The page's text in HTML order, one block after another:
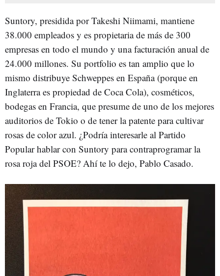
Suntory, presidida por Takeshi Niimami, mantiene
38.000 empleados y es propietaria de más de 300
empresas en todo el mundo y una facturación anual de
24.000 millones. Su portfolio es tan amplio que lo
mismo distribuye Schweppes en España (porque en
Inglaterra es propiedad de Coca Cola), cosméticos,
bodegas en Francia, que presume de uno de los mejores
auditorios de Tokio o de tener la patente para cultivar
rosas de color azul. ¿Podría interesarle al Partido
Popular hablar con Suntory para contraprogramar la
rosa roja del PSOE? Ahí te lo dejo, Pablo Casado.